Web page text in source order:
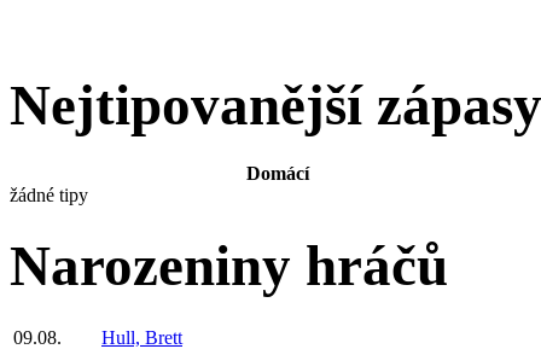
Nejtipovanější zápasy
Domácí
žádné tipy
Narozeniny hráčů
09.08.
Hull, Brett